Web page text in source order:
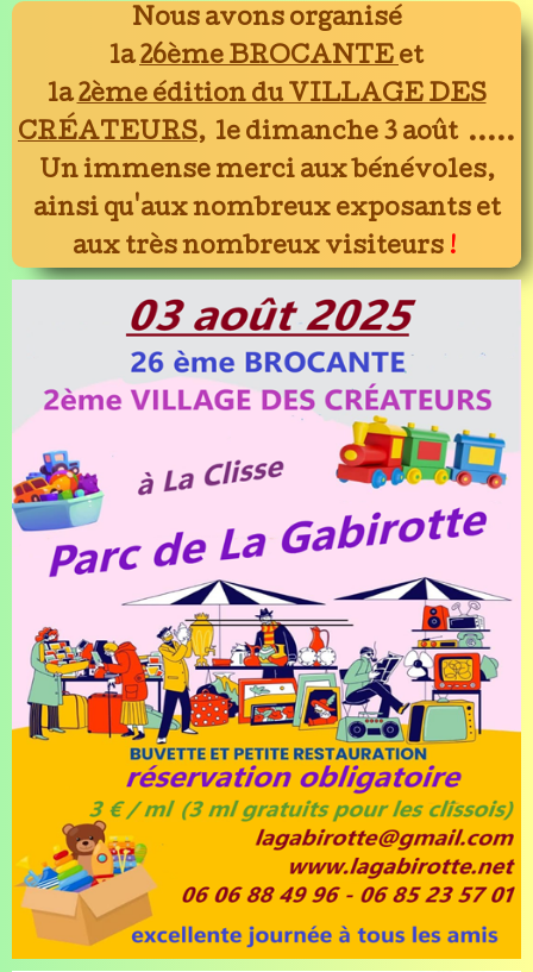
Nous avons organisé
la26ème BROCANTEet
la2ème édition du VILLAGE DES
CRÉATEURS, le dimanche 3 août .....
Un immense merci aux bénévoles,
ainsi qu'aux nombreux exposants et
aux très nombreux visiteurs !